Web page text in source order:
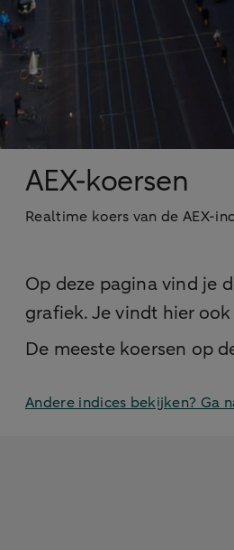
AEX-koersen
Realtime koers van de AEX-
Op deze pagina vind je
grafiek. Je vindt hier
De meeste koersen op
Andere indices bekijken? Ga